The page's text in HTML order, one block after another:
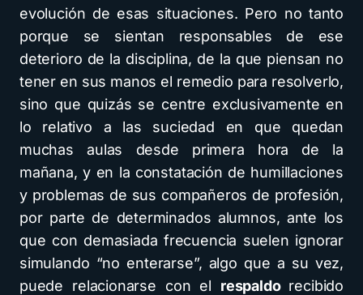
evolución de esas situaciones. Pero no tanto
porque se sientan responsables de ese
deterioro de la disciplina, de la que piensan no
tener en sus manos el remedio para resolverlo,
sino que quizás se centre exclusivamente en
lo relativo a las suciedad en que quedan
muchas aulas desde primera hora de la
mañana, y en la constatación de humillaciones
y problemas de sus compañeros de profesión,
por parte de determinados alumnos, ante los
que con demasiada frecuencia suelen ignorar
simulando “no enterarse”, algo que a su vez,
puede relacionarse con el respaldo recibido